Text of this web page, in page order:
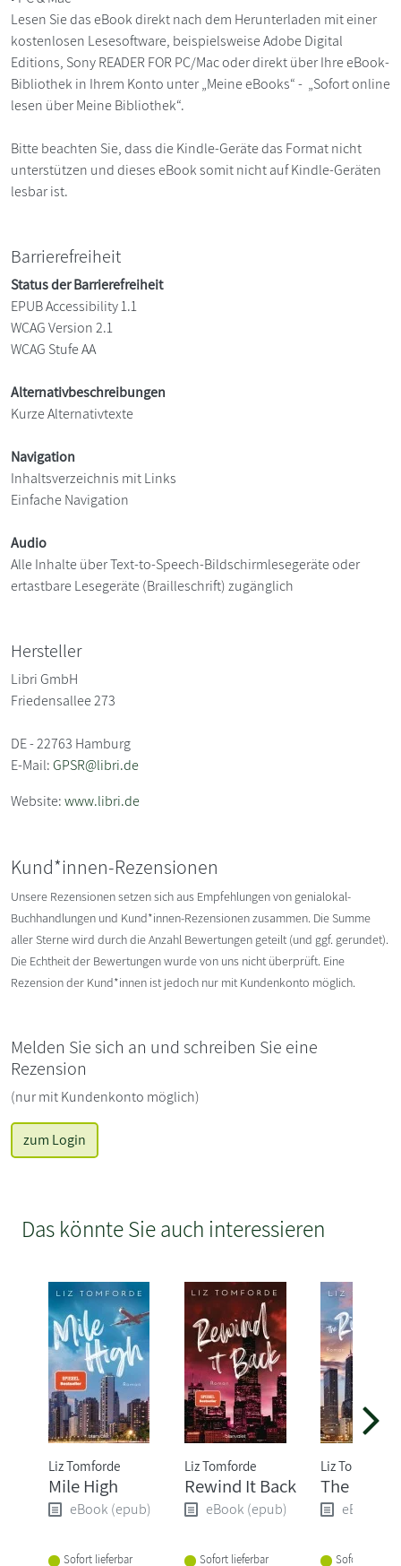
Lesen Sie das eBook direkt nach dem Herunterladen mit einer
kostenlosen Lesesoftware, beispielsweise Adobe Digital
Editions, Sony READER FOR PC/Mac oder direkt über Ihre eBook-
Bibliothek in Ihrem Konto unter „Meine eBooks“ - „Sofort online
lesen über Meine Bibliothek“.
Bitte beachten Sie, dass die Kindle-Geräte das Format nicht
unterstützen und dieses eBook somit nicht auf Kindle-Geräten
lesbar ist.
Barrierefreiheit
Status der Barrierefreiheit
EPUB Accessibility 1.1
WCAG Version 2.1
WCAG Stufe AA
Alternativbeschreibungen
Kurze Alternativtexte
Navigation
Inhaltsverzeichnis mit Links
Einfache Navigation
Audio
Alle Inhalte über Text-to-Speech-Bildschirmlesegeräte oder
ertastbare Lesegeräte (Brailleschrift) zugänglich
Hersteller
Libri GmbH
Friedensallee 273
DE - 22763 Hamburg
E-Mail:GPSR@libri.de
Website:www.libri.de
Kund*innen-Rezensionen
Unsere Rezensionen setzen sich aus Empfehlungen von genialokal-
Buchhandlungen und Kund*innen-Rezensionen zusammen. Die Summe
aller Sterne wird durch die Anzahl Bewertungen geteilt (und ggf. gerundet).
Die Echtheit der Bewertungen wurde von uns nicht überprüft. Eine
Rezension der Kund*innen ist jedoch nur mit Kundenkonto möglich.
Melden Sie sich an und schreiben Sie eine
Rezension
(nur mit Kundenkonto möglich)
zum Login
Das könnte Sie auch interessieren
Liz Tomforde
Mile High
eBook (epub)
Sofort lieferbar
Liz Tomforde
Rewind It Back
eBook (epub)
Sofort lieferbar
Liz Tomforde
The Right
eBook
Sofort